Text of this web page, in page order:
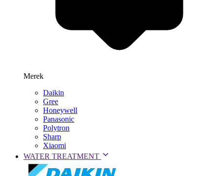
Merek
Daikin
Gree
Honeywell
Panasonic
Polytron
Sharp
Xiaomi
WATER TREATMENT